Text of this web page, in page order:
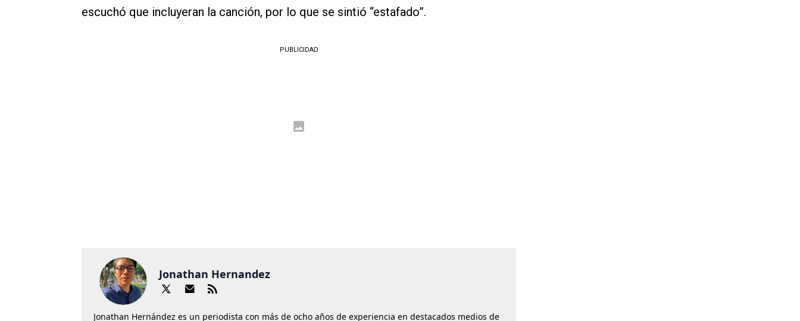
escuchó que incluyeran la canción, por lo que se sintió “estafado”.
PUBLICIDAD
Jonathan Hernandez
Jonathan Hernández es un periodista con más de ocho años de experiencia en destacados medios de